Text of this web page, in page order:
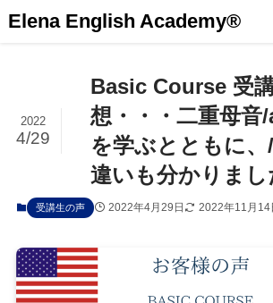
Elena English Academy®
Basic Course 受
想・・・二重母音
を学ぶとともに
違いも分かりまし
2022
4/29
受講生の声 2022年4月29日 2022年11月14